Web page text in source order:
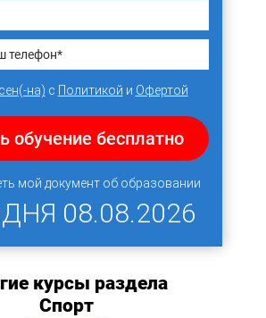
на) с Политикой и Офертой
обучение бесплатно
мой документ об образовании
08.08.2026
курсы раздела
Спорт